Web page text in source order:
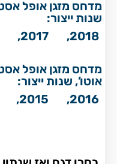
שנות ייצור:
2018,
2017,
אוטו’, שנות ייצור:
2016,
2015,